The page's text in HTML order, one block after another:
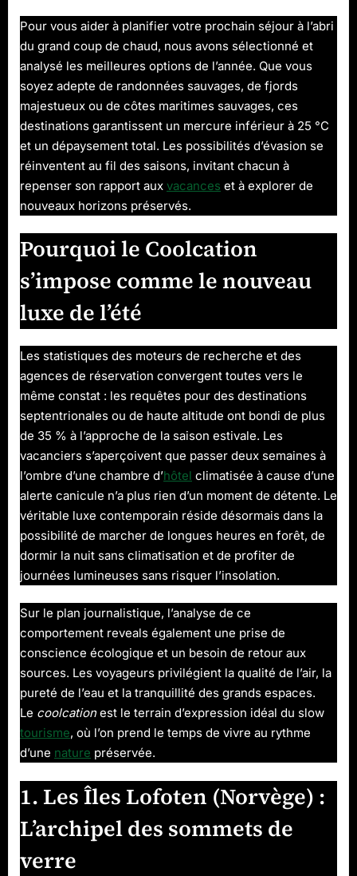
Pour vous aider à planifier votre prochain séjour à l’abri
du grand coup de chaud, nous avons sélectionné et
analysé les meilleures options de l’année. Que vous
soyez adepte de randonnées sauvages, de fjords
majestueux ou de côtes maritimes sauvages, ces
destinations garantissent un mercure inférieur à 25 °C
et un dépaysement total. Les possibilités d’évasion se
réinventent au fil des saisons, invitant chacun à
repenser son rapport aux vacances et à explorer de
nouveaux horizons préservés.
Pourquoi le Coolcation
s’impose comme le nouveau
luxe de l’été
Les statistiques des moteurs de recherche et des
agences de réservation convergent toutes vers le
même constat : les requêtes pour des destinations
septentrionales ou de haute altitude ont bondi de plus
de 35 % à l’approche de la saison estivale. Les
vacanciers s’aperçoivent que passer deux semaines à
l’ombre d’une chambre d’hôtel climatisée à cause d’une
alerte canicule n’a plus rien d’un moment de détente. Le
véritable luxe contemporain réside désormais dans la
possibilité de marcher de longues heures en forêt, de
dormir la nuit sans climatisation et de profiter de
journées lumineuses sans risquer l’insolation.
Sur le plan journalistique, l’analyse de ce
comportement reveals également une prise de
conscience écologique et un besoin de retour aux
sources. Les voyageurs privilégient la qualité de l’air, la
pureté de l’eau et la tranquillité des grands espaces.
Le coolcationest le terrain d’expression idéal du slow
tourisme, où l’on prend le temps de vivre au rythme
d’une nature préservée.
1. Les Îles Lofoten (Norvège) :
L’archipel des sommets de
verre